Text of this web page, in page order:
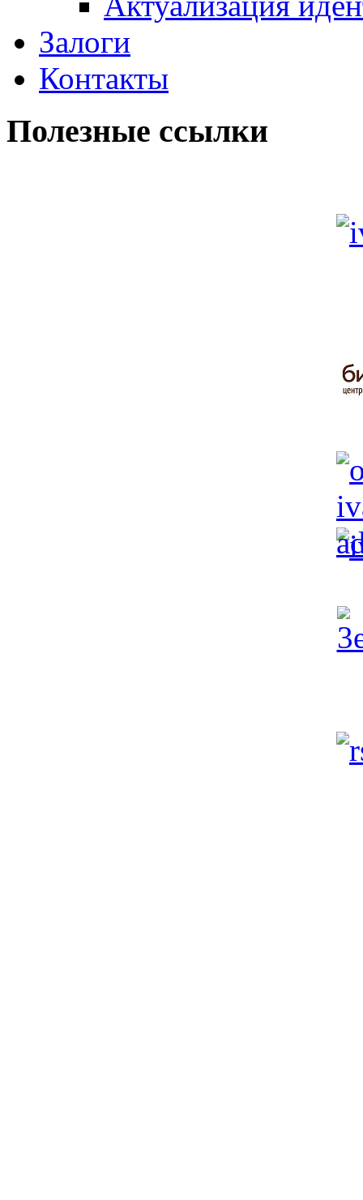
Залоги
Контакты
Полезные ссылки